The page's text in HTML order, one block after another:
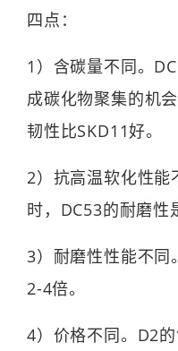
四点：
1）含碳量不同。
成碳化物聚集的机
韧性比SKD11好。
2）抗高温软化性能
时，DC53的耐磨性
3）耐磨性性能不同
2-4倍。
4）价格不同。D2的